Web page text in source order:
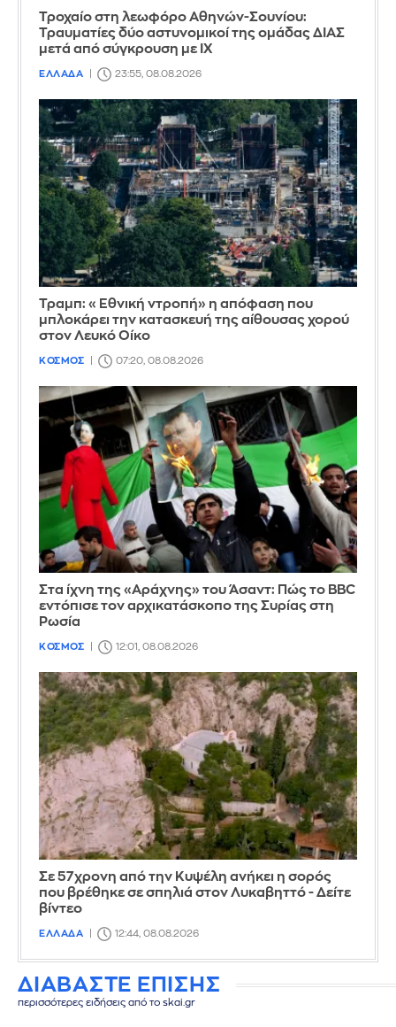
Τροχαίο στη λεωφόρο Αθηνών-Σουνίου:
Τραυματίες δύο αστυνομικοί της ομάδας ΔΙΑΣ
μετά από σύγκρουση με ΙΧ
ΕΛΛΑΔΑ 23:55, 08.08.2026
Τραμπ: «Εθνική ντροπή» η απόφαση που
μπλοκάρει την κατασκευή της αίθουσας χορού
στον Λευκό Οίκο
ΚΟΣΜΟΣ 07:20, 08.08.2026
Στα ίχνη της «Αράχνης» του Άσαντ: Πώς το BBC
εντόπισε τον αρχικατάσκοπο της Συρίας στη
Ρωσία
ΚΟΣΜΟΣ 12:01, 08.08.2026
Σε 57χρονη από την Κυψέλη ανήκει η σορός
που βρέθηκε σε σπηλιά στον Λυκαβηττό - Δείτε
βίντεο
ΕΛΛΑΔΑ 12:44, 08.08.2026
ΔΙΑΒΑΣΤΕ ΕΠΙΣΗΣ
περισσότερες ειδήσεις από το skai.gr